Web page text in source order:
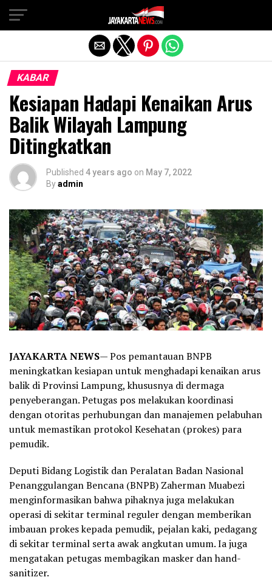
KABAR
Kesiapan Hadapi Kenaikan Arus
Balik Wilayah Lampung
Ditingkatkan
Published 4 years ago on May 7, 2022
Byadmin
JAYAKARTA NEWS— Pos pemantauan BNPB
meningkatkan kesiapan untuk menghadapi kenaikan arus
balik di Provinsi Lampung, khususnya di dermaga
penyeberangan. Petugas pos melakukan koordinasi
dengan otoritas perhubungan dan manajemen pelabuhan
untuk memastikan protokol Kesehatan (prokes) para
pemudik.
Deputi Bidang Logistik dan Peralatan Badan Nasional
Penanggulangan Bencana (BNPB) Zaherman Muabezi
menginformasikan bahwa pihaknya juga melakukan
operasi di sekitar terminal reguler dengan memberikan
imbauan prokes kepada pemudik, pejalan kaki, pedagang
di sekitar terminal serta awak angkutan umum. Ia juga
mengatakan petugas membagikan masker dan hand-
sanitizer.
Exit mobile version